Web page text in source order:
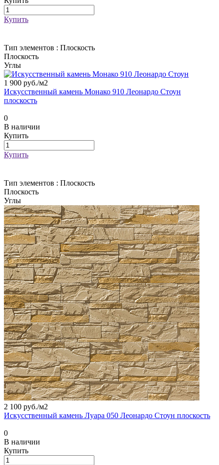
Купить
Тип элементов : Плоскость
Плоскость
Углы
1 900 руб./м2
Искусственный камень Монако 910 Леонардо Стоун
плоскость
0
В наличии
Купить
Купить
Тип элементов : Плоскость
Плоскость
Углы
2 100 руб./м2
Искусственный камень Луара 050 Леонардо Стоун плоскость
0
В наличии
Купить